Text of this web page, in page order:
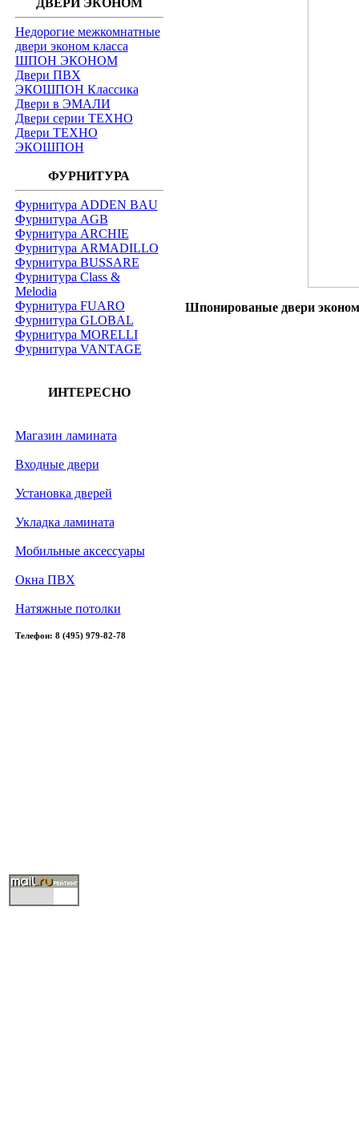
ДВЕРИ ЭКОНОМ
Недорогие межкомнатные
двери эконом класса
ШПОН ЭКОНОМ
Двери ПВХ
ЭКОШПОН Классика
Двери в ЭМАЛИ
Двери серии ТЕХНО
Двери ТЕХНО
ЭКОШПОН
ФУРНИТУРА
Фурнитура ADDEN BAU
Фурнитура AGB
Фурнитура ARCHIE
Фурнитура ARMADILLO
Фурнитура BUSSARE
Фурнитура Class &
Melodia
Фурнитура FUARO
Фурнитура GLOBAL
Фурнитура MORELLI
Фурнитура VANTAGE
ИНТЕРЕСНО
Магазин ламината
Входные двери
Установка дверей
Укладка ламината
Мобильные аксессуары
Окна ПВХ
Натяжные потолки
Телефон: 8 (495) 979-82-78
Шпонированые двери